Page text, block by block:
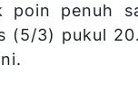
poin penuh
(5/3) pukul